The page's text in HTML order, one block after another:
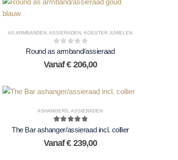
AS ARMBANDEN ,ASSIERADEN KOESTER JUWELEN
0 out of 5
Round as armband/assieraad
Vanaf€206,00
ASHANGERS ,ASSIERADEN
5.00out of 5
The Bar ashanger/assieraad incl. collier
Vanaf€239,00